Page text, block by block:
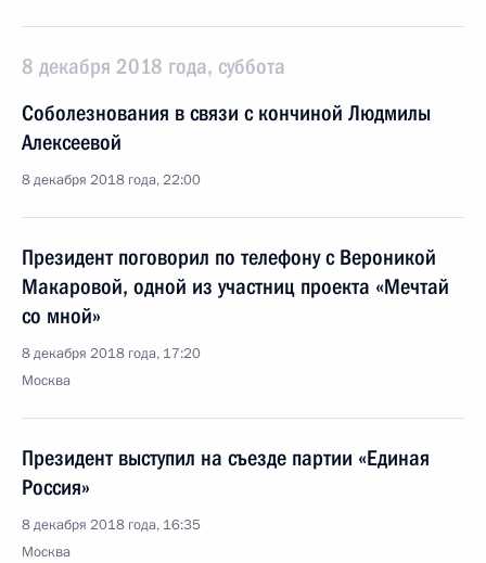
8 декабря 2018 года, суббота
Соболезнования в связи с кончиной Людмилы
Алексеевой
8 декабря 2018 года, 22:00
Президент поговорил по телефону с Вероникой
Макаровой, одной из участниц проекта «Мечтай
со мной»
8 декабря 2018 года, 17:20
Москва
Президент выступил на съезде партии «Единая
Россия»
8 декабря 2018 года, 16:35
Москва